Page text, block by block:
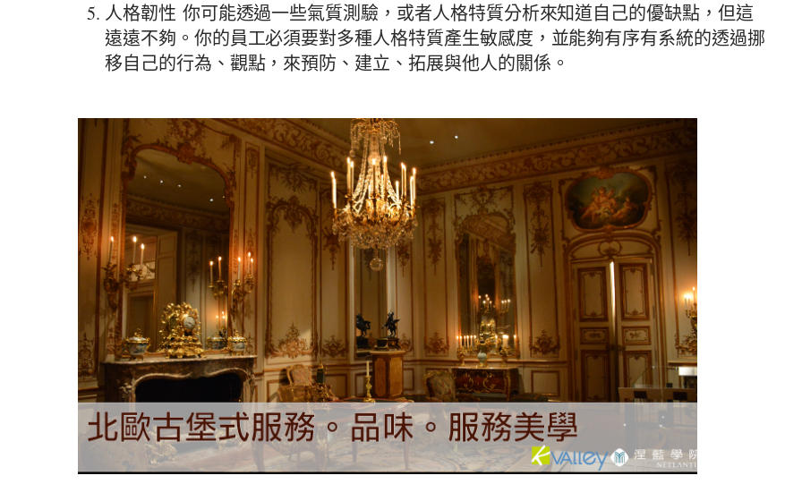
人格韌性 你可能透過一些氣質測驗，或者人格特質分析來知道自己的優缺點，但這
遠遠不夠。你的員工必須要對多種人格特質產生敏感度，並能夠有序有系統的透過挪
移自己的行為、觀點，來預防、建立、拓展與他人的關係。